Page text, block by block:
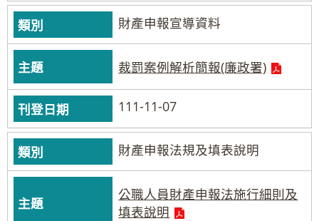
財產申報宣導資料
裁罰案例解析簡報(廉政署)
111-11-07
財產申報法規及填表說明
公職人員財產申報法施行細則及
填表說明